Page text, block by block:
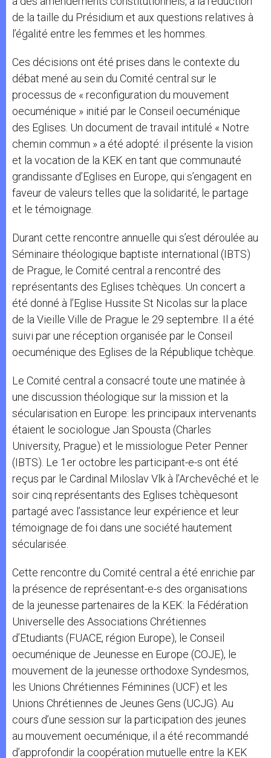
de la taille du Présidium et aux questions relatives à
l’égalité entre les femmes et les hommes.
Ces décisions ont été prises dans le contexte du
débat mené au sein du Comité central sur le
processus de « reconfiguration du mouvement
oecuménique » initié par le Conseil oecuménique
des Eglises. Un document de travail intitulé « Notre
chemin commun » a été adopté: il présente la vision
et la vocation de la KEK en tant que communauté
grandissante d’Eglises en Europe, qui s’engagent en
faveur de valeurs telles que la solidarité, le partage
et le témoignage.
Durant cette rencontre annuelle qui s’est déroulée au
Séminaire théologique baptiste international (IBTS)
de Prague, le Comité central a rencontré des
représentants des Eglises tchèques. Un concert a
été donné à l’Eglise Hussite St Nicolas sur la place
de la Vieille Ville de Prague le 29 septembre. Il a été
suivi par une réception organisée par le Conseil
oecuménique des Eglises de la République tchèque.
Le Comité central a consacré toute une matinée à
une discussion théologique sur la mission et la
sécularisation en Europe: les principaux intervenants
étaient le sociologue Jan Spousta (Charles
University, Prague) et le missiologue Peter Penner
(IBTS). Le 1er octobre les participant-e-s ont été
reçus par le Cardinal Miloslav Vlk à l’Archevêché et le
soir cinq représentants des Eglises tchèquesont
partagé avec l’assistance leur expérience et leur
témoignage de foi dans une société hautement
sécularisée.
Cette rencontre du Comité central a été enrichie par
la présence de représentant-e-s des organisations
de la jeunesse partenaires de la KEK: la Fédération
Universelle des Associations Chrétiennes
d’Etudiants (FUACE, région Europe), le Conseil
oecuménique de Jeunesse en Europe (COJE), le
mouvement de la jeunesse orthodoxe Syndesmos,
les Unions Chrétiennes Féminines (UCF) et les
Unions Chrétiennes de Jeunes Gens (UCJG). Au
cours d’une session sur la participation des jeunes
au mouvement oecuménique, il a été recommandé
d’approfondir la coopération mutuelle entre la KEK